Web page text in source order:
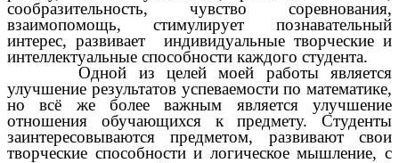
сообразительность, чувство соревнования,
взаимопомощь, стимулирует познавательный
интерес, развивает индивидуальные творческие и
интеллектуальные способности каждого студента.
Одной из целей моей работы является
улучшение результатов успеваемости по математике,
но всё же более важным является улучшение
отношения обучающихся к предмету. Студенты
заинтересовываются предметом, развивают свои
творческие способности и логическое мышление, с